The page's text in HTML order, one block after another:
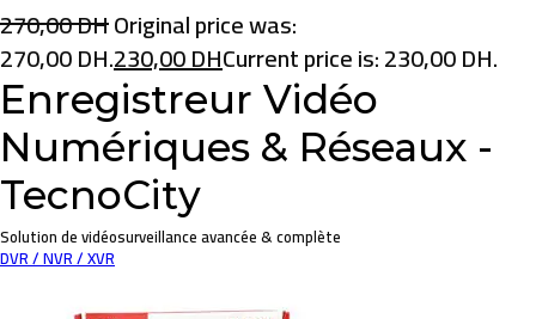
270,00DHOriginal price was:
270,00 DH.230,00DHCurrent price is: 230,00 DH.
Enregistreur Vidéo
Numériques & Réseaux -
TecnoCity
Solution de vidéosurveillance avancée & complète
DVR / NVR / XVR